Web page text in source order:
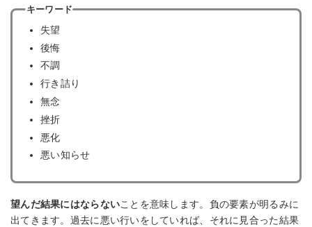
キーワード
失望
後悔
不調
行き詰り
無念
挫折
悪化
悪い知らせ
望んだ結果にはならないことを意味します。負の要素が明るみに
出てきます。過去に悪い行いをしていれば、それに見合った結果